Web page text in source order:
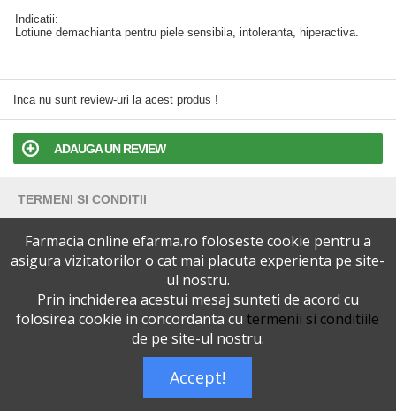
Indicatii:
Lotiune demachianta pentru piele sensibila, intoleranta, hiperactiva.
Inca nu sunt review-uri la acest produs !
ADAUGA UN REVIEW
TERMENI SI CONDITII
POLITICA DE CONFIDENTIALITATE
0727515368
Dreptul de autor © efarma.ro - Toate Drepturile Rezervate.
Farmacia online efarma.ro foloseste cookie pentru a
asigura vizitatorilor o cat mai placuta experienta pe site-
ul nostru.
Prin inchiderea acestui mesaj sunteti de acord cu
folosirea cookie in concordanta cu termenii si conditiile
de pe site-ul nostru.
Accept!